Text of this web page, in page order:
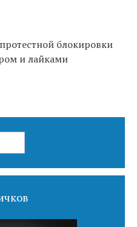
блокировки
и лайками